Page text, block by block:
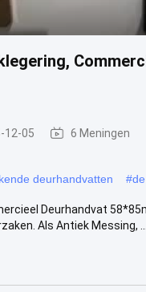
12-05 6 Meningen
deurhandvatten #
Deurhandvat
Als Antiek Messing, ...